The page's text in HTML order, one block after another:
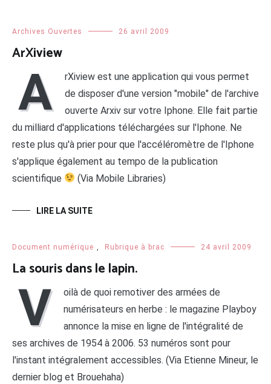
Archives Ouvertes 26 avril 2009
ArXiview
A
rXiview est une application qui vous permet
de disposer d'une version "mobile" de l'archive
ouverte Arxiv sur votre Iphone. Elle fait partie
du milliard d'applications téléchargées sur l'Iphone. Ne
reste plus qu'à prier pour que l'accéléromètre de l'Iphone
s'applique également au tempo de la publication
scientifique
(Via Mobile Libraries)
LIRE LA SUITE
Document numérique Rubrique à brac 24 avril 2009
La souris dans le lapin.
V
oilà de quoi remotiver des armées de
numérisateurs en herbe : le magazine Playboy
annonce la mise en ligne de l'intégralité de
ses archives de 1954 à 2006. 53 numéros sont pour
l'instant intégralement accessibles. (Via Etienne Mineur, le
dernier blog et Brouehaha)